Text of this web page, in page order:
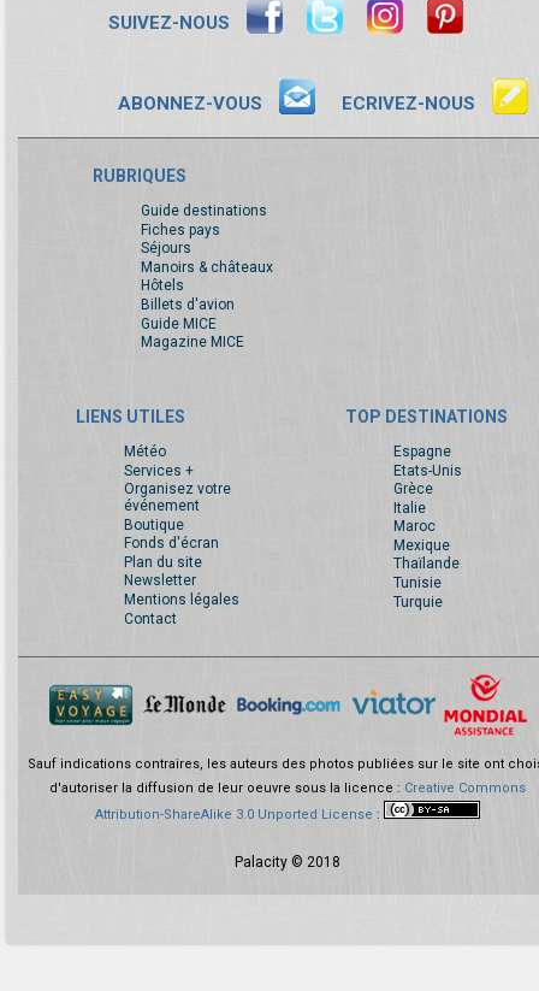
SUIVEZ-NOUS
ABONNEZ-VOUS ECRIVEZ-NOUS
RUBRIQUES
Guide destinations
Fiches pays
Séjours
Manoirs & châteaux
Hôtels
Billets d'avion
Guide MICE
Magazine MICE
LIENS UTILES
Météo
Services +
Organisez votre
événement
Boutique
Fonds d'écran
Plan du site
Newsletter
Mentions légales
Contact
TOP DESTINATIONS
Espagne
Etats-Unis
Grèce
Italie
Maroc
Mexique
Thaïlande
Tunisie
Turquie
Sauf indications contraires, les auteurs des photos publiées sur le site ont
d'autoriser la diffusion de leur oeuvre sous la licence : Creative Commons
Attribution-ShareAlike 3.0 Unported License :
Palacity © 2018